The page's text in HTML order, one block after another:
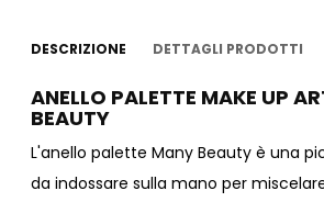
DESCRIZIONE DETTAGLI PRODOTTI
ANELLO PALETTE MAKE UP
BEAUTY
L'anello palette Many Beauty è una
da indossare sulla mano per